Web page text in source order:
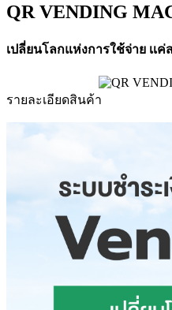
QR VENDING
เปลี่ยนโลกแห่งการใช้จ่าย เเค่
รายละเอียดสินค้า